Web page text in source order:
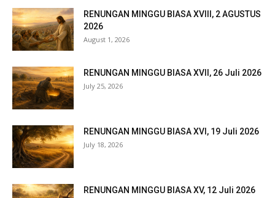
RENUNGAN MINGGU BIASA XVIII, 2 AGUSTUS
2026
August 1, 2026
RENUNGAN MINGGU BIASA XVII, 26 Juli 2026
July 25, 2026
RENUNGAN MINGGU BIASA XVI, 19 Juli 2026
July 18, 2026
RENUNGAN MINGGU BIASA XV, 12 Juli 2026